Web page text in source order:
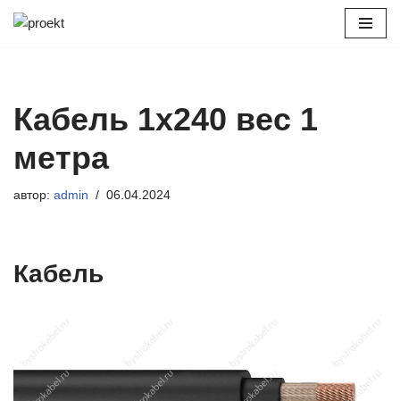
Кабель 1х240 вес 1
метра
автор: admin 06.04.2024
Кабель